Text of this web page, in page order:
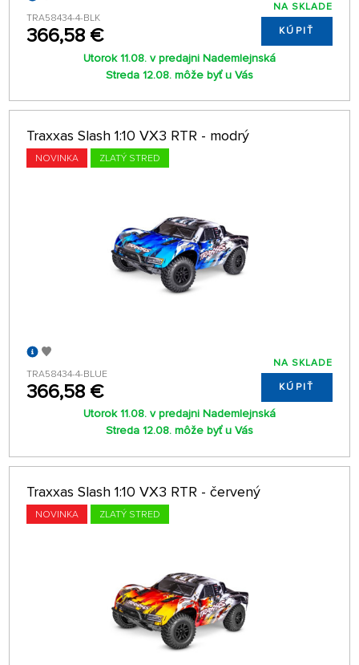
TRA58434-4-BLK
366,58 €
NA SKLADE
KÚPIŤ
Utorok 11.08. v predajni Nademlejnská
Streda 12.08. môže byť u Vás
Traxxas Slash 1:10 VX3 RTR - modrý
NOVINKA ZLATÝ STRED
TRA58434-4-BLUE
366,58 €
NA SKLADE
KÚPIŤ
Utorok 11.08. v predajni Nademlejnská
Streda 12.08. môže byť u Vás
Traxxas Slash 1:10 VX3 RTR - červený
NOVINKA ZLATÝ STRED